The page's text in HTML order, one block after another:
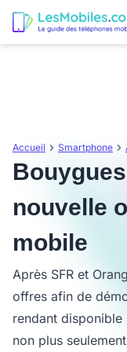
Accueil Smartphone
nouvelle
mobile
Après SFR et
offres afin de
rendant
non plus